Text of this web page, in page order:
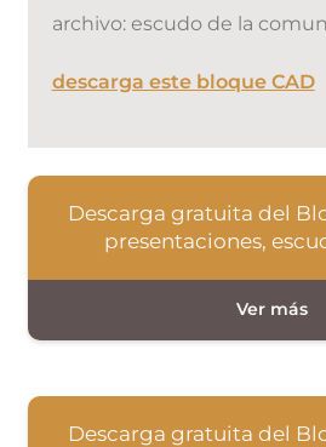
archivo: escudo de la
descarga este bloque CAD
Descarga gratuita del
presentaciones,
Descarga gratuita del